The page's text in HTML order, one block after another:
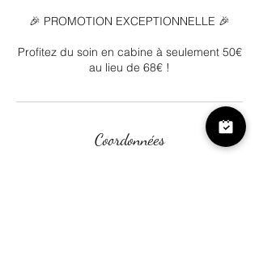
🎉 PROMOTION EXCEPTIONNELLE 🎉
Profitez du soin en cabine à seulement 50€
au lieu de 68€ !
Coordonnées